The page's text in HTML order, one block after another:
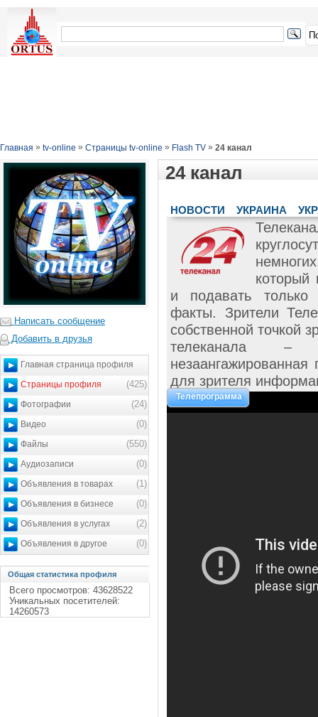
Главная » tv-online » Страницы tv-online » Flash TV » 24 канал
Написать сообщение
Добавить в друзья
Главная страница профиля
(425)
Страницы профиля
(24)
Фотографии
(0)
Видео
(550)
Файлы
(0)
Аудиозаписи
(1)
Объявления в товарах
(0)
Объявления в бизнесе
(2)
Объявления в услугах
(0)
Объявления в другое
Общая статистика профиля
Всего просмотров: 43628522
Уникальных посетителей:
14260573
24 канал
НОВОСТИ УКРАИНА
который
и подавать
факты. Зрители
собственной точкой
телеканала –
для зрителя
Телепрограмма